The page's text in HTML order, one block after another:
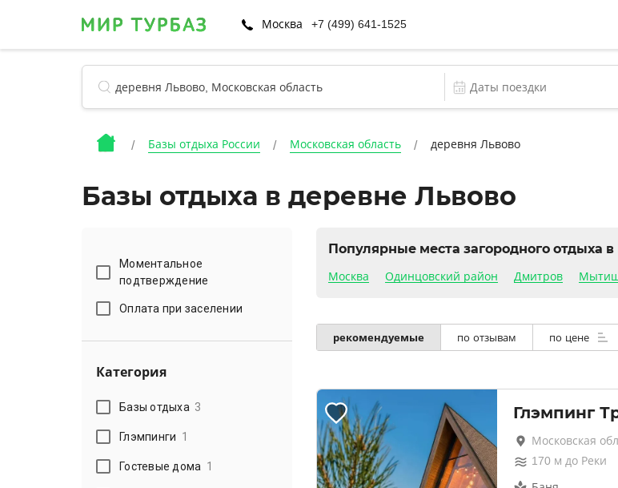
Москва +7 (499) 641-1525
Базы отдыха России Московская область деревня Львово
Базы отдыха в деревне Львово
Моментальное
подтверждение
Оплата при заселении
Категория
Базы отдыха 3
Глэмпинги 1
Гостевые дома 1
Популярные места загородного отдыха в
Москва Одинцовский район Дмитров
рекомендуемые по отзывам по цене
Глэмпинг
Московская
170 м до Реки